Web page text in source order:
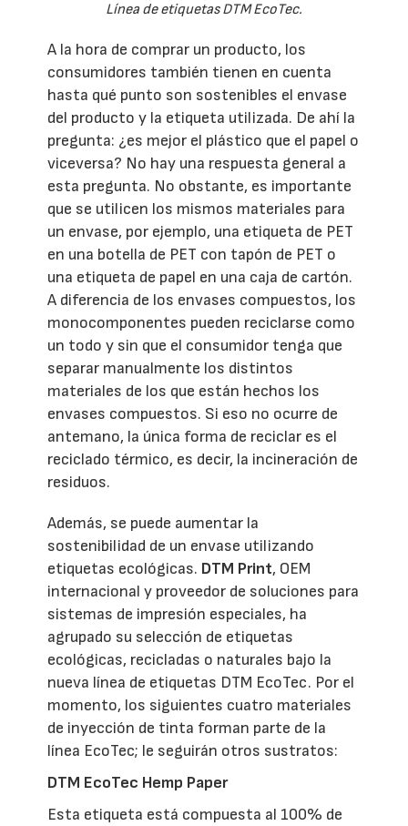
Línea de etiquetas DTM EcoTec.
A la hora de comprar un producto, los
consumidores también tienen en cuenta
hasta qué punto son sostenibles el envase
del producto y la etiqueta utilizada. De ahí la
pregunta: ¿es mejor el plástico que el papel o
viceversa? No hay una respuesta general a
esta pregunta. No obstante, es importante
que se utilicen los mismos materiales para
un envase, por ejemplo, una etiqueta de PET
en una botella de PET con tapón de PET o
una etiqueta de papel en una caja de cartón.
A diferencia de los envases compuestos, los
monocomponentes pueden reciclarse como
un todo y sin que el consumidor tenga que
separar manualmente los distintos
materiales de los que están hechos los
envases compuestos. Si eso no ocurre de
antemano, la única forma de reciclar es el
reciclado térmico, es decir, la incineración de
residuos.
Además, se puede aumentar la
sostenibilidad de un envase utilizando
etiquetas ecológicas. DTM Print, OEM
internacional y proveedor de soluciones para
sistemas de impresión especiales, ha
agrupado su selección de etiquetas
ecológicas, recicladas o naturales bajo la
nueva línea de etiquetas DTM EcoTec. Por el
momento, los siguientes cuatro materiales
de inyección de tinta forman parte de la
línea EcoTec; le seguirán otros sustratos:
DTM EcoTec Hemp Paper
Esta etiqueta está compuesta al 100% de